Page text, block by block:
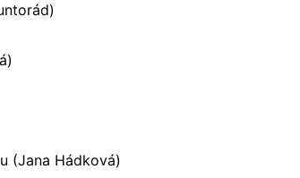
(Jana Hádková)